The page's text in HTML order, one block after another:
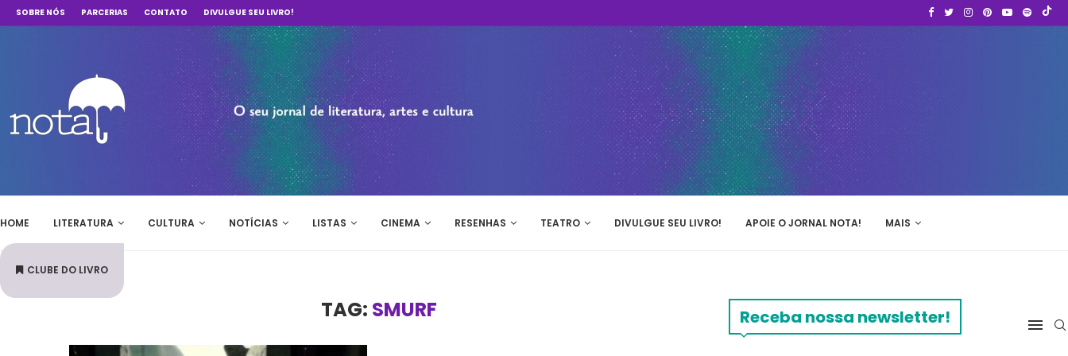
SOBRE NÓS PARCERIAS CONTATO DIVULGUE SEU LIVRO!
HOME LITERATURA CULTURA NOTÍCIAS LISTAS CINEMA RESENHAS TEATRO DIVULGUE SEU LIVRO! APOIE O JORNAL NOTA! MAIS
CLUBE DO LIVRO
TAG: SMURF Receba nossa newsletter!